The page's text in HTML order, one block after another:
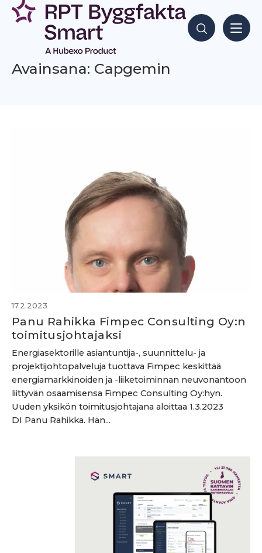
Siirry
sisältöön
Hae sisältöjä
Avainsana: Capgemin
17.2.2023
Panu Rahikka Fimpec Consulting Oy:n
toimitus­johtajaksi
Energiasektorille asiantuntija-, suunnittelu- ja
projektijohtopalveluja tuottava Fimpec keskittää
energiamarkkinoiden ja -liiketoiminnan neuvonantoon
liittyvän osaamisensa Fimpec Consulting Oy:hyn.
Uuden yksikön toimitusjohtajana aloittaa 1.3.2023
DI Panu Rahikka. Hän...